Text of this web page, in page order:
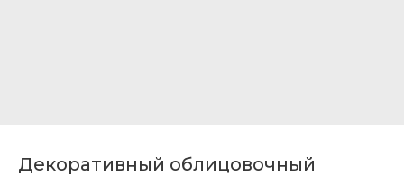
Декоративный облицовочный